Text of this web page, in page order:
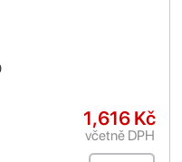
1,616 Kč
včetně DPH